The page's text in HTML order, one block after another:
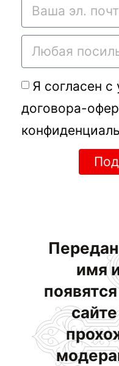
Я согласен
договора-
имя
сайте